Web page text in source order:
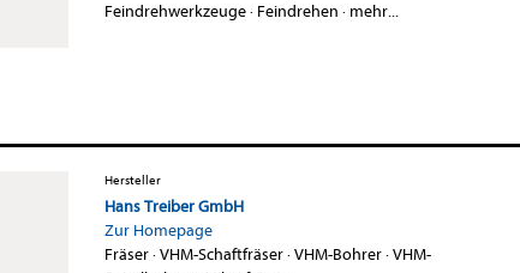
Feindrehwerkzeuge· Feindrehen · mehr...
Hersteller
Hans Treiber GmbH
Zur Homepage
Fräser·VHM-Schaftfräser·VHM-Bohrer·VHM-